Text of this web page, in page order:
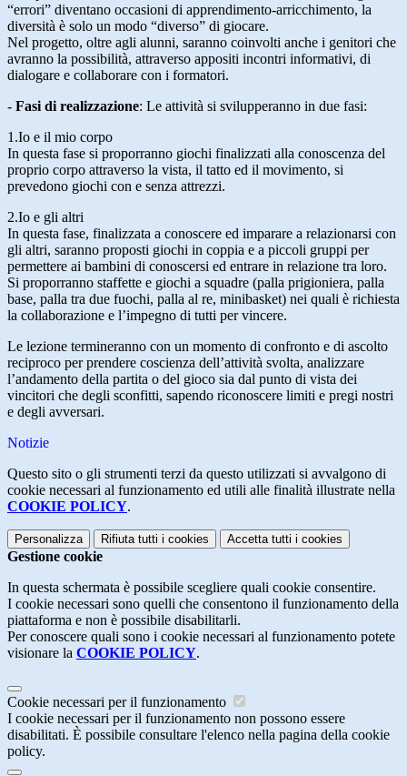
“errori” diventano occasioni di apprendimento-arricchimento, la
diversità è solo un modo “diverso” di giocare.
Nel progetto, oltre agli alunni, saranno coinvolti anche i genitori che
avranno la possibilità, attraverso appositi incontri informativi, di
dialogare e collaborare con i formatori.
- Fasi di realizzazione: Le attività si svilupperanno in due fasi:
1.Io e il mio corpo
In questa fase si proporranno giochi finalizzati alla conoscenza del
proprio corpo attraverso la vista, il tatto ed il movimento, si
prevedono giochi con e senza attrezzi.
2.Io e gli altri
In questa fase, finalizzata a conoscere ed imparare a relazionarsi con
gli altri, saranno proposti giochi in coppia e a piccoli gruppi per
permettere ai bambini di conoscersi ed entrare in relazione tra loro.
Si proporranno staffette e giochi a squadre (palla prigioniera, palla
base, palla tra due fuochi, palla al re, minibasket) nei quali è richiesta
la collaborazione e l’impegno di tutti per vincere.
Le lezione termineranno con un momento di confronto e di ascolto
reciproco per prendere coscienza dell’attività svolta, analizzare
l’andamento della partita o del gioco sia dal punto di vista dei
vincitori che degli sconfitti, sapendo riconoscere limiti e pregi nostri
e degli avversari.
Notizie
Questo sito o gli strumenti terzi da questo utilizzati si avvalgono di
cookie necessari al funzionamento ed utili alle finalità illustrate nella
COOKIE POLICY.
Personalizza Rifiuta tutti i cookies Accetta tutti i cookies
Gestione cookie
In questa schermata è possibile scegliere quali cookie consentire.
I cookie necessari sono quelli che consentono il funzionamento della
piattaforma e non è possibile disabilitarli.
Per conoscere quali sono i cookie necessari al funzionamento potete
visionare la COOKIE POLICY.
Cookie necessari per il funzionamento
I cookie necessari per il funzionamento non possono essere
disabilitati. È possibile consultare l'elenco nella pagina della cookie
policy.